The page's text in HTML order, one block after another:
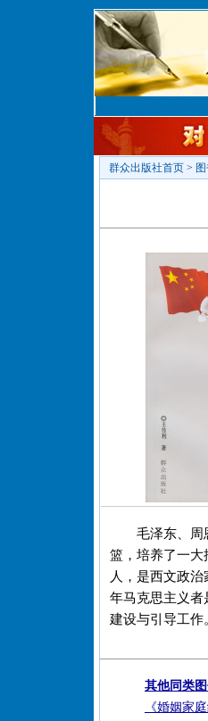
群众出版社首页 >
毛泽东、周
篮，培养了一大
人，是西文政
年马克思主义者
建设与引导工作
其他同类
《婚姻家